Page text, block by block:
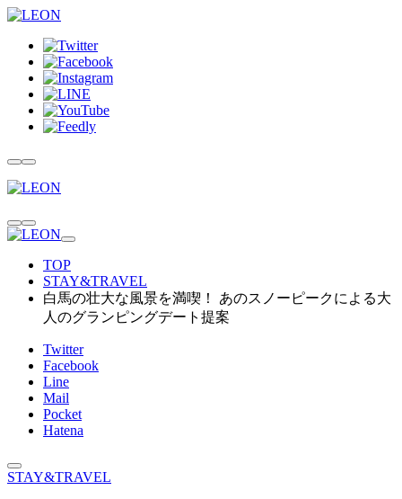
TOP
STAY&TRAVEL
白馬の壮大な風景を満喫！ あのスノーピークによる大
人のグランピングデート提案
Twitter
Facebook
Line
Mail
Pocket
Hatena
STAY&TRAVEL